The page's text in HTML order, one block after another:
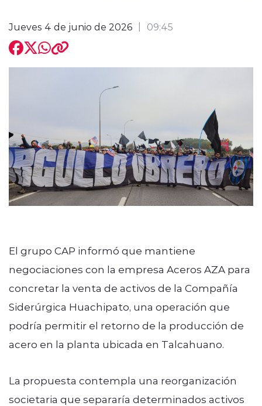
Entrevistas
modo claro
Jueves 4 de junio de 2026 09:45
El grupo CAP informó que mantiene
negociaciones con la empresa Aceros AZA para
concretar la venta de activos de la Compañía
Siderúrgica Huachipato, una operación que
podría permitir el retorno de la producción de
acero en la planta ubicada en Talcahuano.
La propuesta contempla una reorganización
societaria que separaría determinados activos